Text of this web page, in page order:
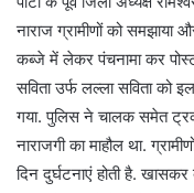
नाराज ग्रामीणों को
कब्जे में लेकर पंचनामा कर
सविता उर्फ लल्ला सविता को
गया. पुलिस ने चालक समेत
नाराजगी का माहौल था.
दिन दुर्घटनाएं होती है.